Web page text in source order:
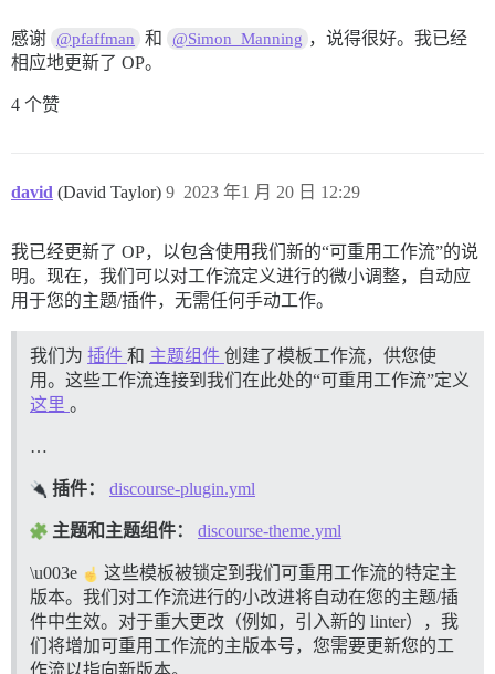
感谢 @pfaffman 和 @Simon_Manning ，说得很好。我已经
相应地更新了 OP。
4 个赞
david (David Taylor) 2023 年1 月 20 日 12:29
9
我已经更新了 OP，以包含使用我们新的“可重用工作流”的说
明。现在，我们可以对工作流定义进行的微小调整，自动应
用于您的主题/插件，无需任何手动工作。
我们为 插件 和 主题组件 创建了模板工作流，供您使
用。这些工作流连接到我们在此处的“可重用工作流”定义
这里 。
…
插件： discourse-plugin.yml
主题和主题组件： discourse-theme.yml
\u003e
这些模板被锁定到我们可重用工作流的特定主
版本。我们对工作流进行的小改进将自动在您的主题/插
件中生效。对于重大更改（例如，引入新的 linter），我
们将增加可重用工作流的主版本号，您需要更新您的工